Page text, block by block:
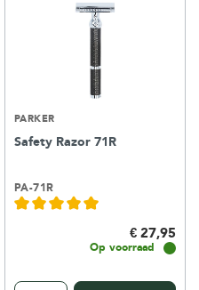
PARKER
Safety Razor 71R
PA-71R
€ 27,95
Op voorraad